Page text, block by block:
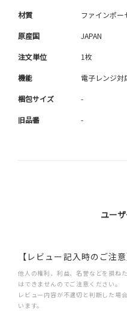
材質 ファインポー
原産国 JAPAN
注文単位 1枚
機能 電子レンジ対
梱包サイズ -
旧品番 -
ユー
【レビュー記入時のご注意
他人の権利、利益、名誉などを損ね
はできませんのでご注意ください。
レビュー内容が不適切と判断した場
います。